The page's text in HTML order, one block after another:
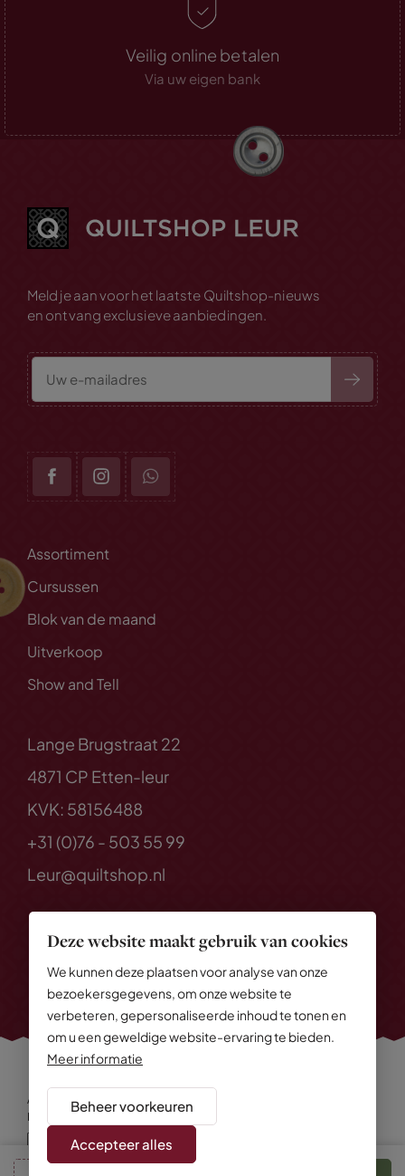
Deze website maakt gebruik van cookies
We kunnen deze plaatsen voor analyse van onze
bezoekersgegevens, om onze website te
verbeteren, gepersonaliseerde inhoud te tonen en
om u een geweldige website-ervaring te bieden.
Meer informatie
Beheer voorkeuren
Accepteer alles
Veilig online betalen
Via uw eigen bank
Meld je aan voor het laatste Quiltshop-nieuws
en ontvang exclusieve aanbiedingen.
Assortiment
Cursussen
Blok van de maand
Uitverkoop
Show and Tell
Lange Brugstraat 22
4871 CP Etten-leur
KVK: 58156488
+31 (0)76 - 503 55 99
Leur@quiltshop.nl
Alle rechten voorbehouden
Privacy Policy Algemene voorwaarden